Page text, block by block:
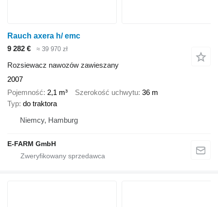
Rauch axera h/ emc
9 282 €
≈ 39 970 zł
Rozsiewacz nawozów zawieszany
2007
Pojemność 2,1 m³ Szerokość uchwytu 36 m
Typ do traktora
Niemcy, Hamburg
E-FARM GmbH